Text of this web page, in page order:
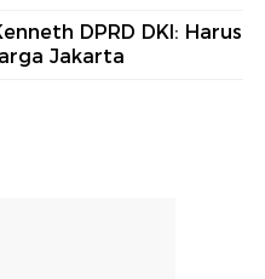
DPRD DKI: Harus
Jakarta